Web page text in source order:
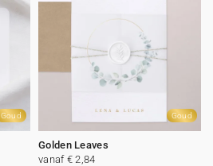
Goud Goud
Golden Leaves
vanaf € 2,84